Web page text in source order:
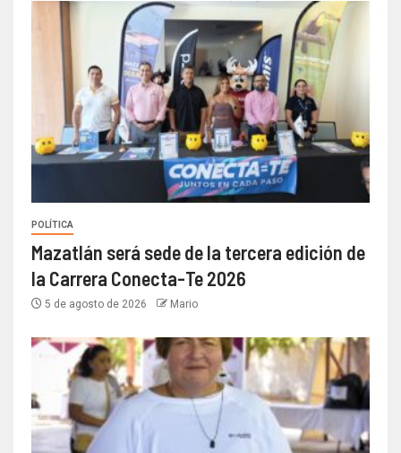
POLÍTICA
Mazatlán será sede de la tercera edición de
la Carrera Conecta-Te 2026
5 de agosto de 2026 Mario